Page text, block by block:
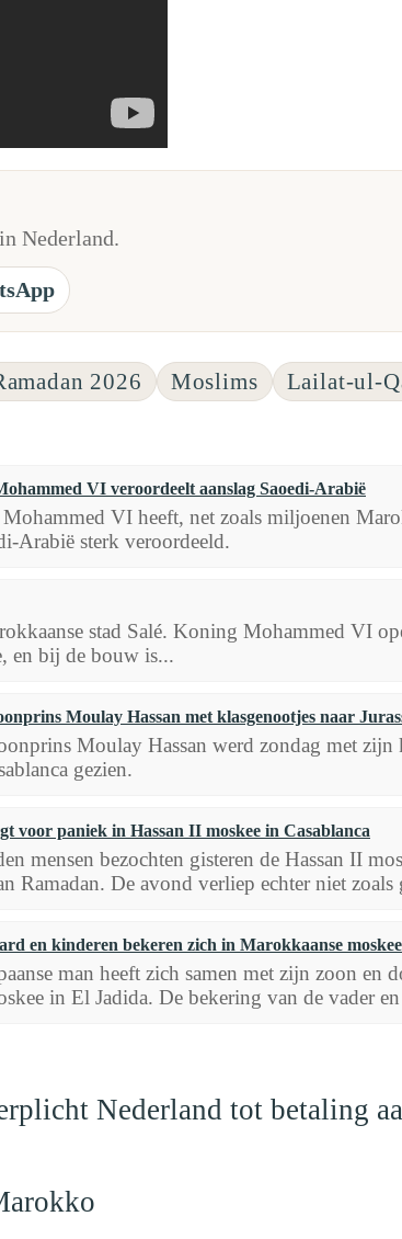
Nederland.
2026 Moslims Lailat-ul-
VI veroordeelt aanslag Saoedi-Arabië
VI heeft, net zoals miljoenen
Arabië sterk veroordeeld.
stad Salé. Koning Mohammed VI
en bij de bouw is...
Moulay Hassan met klasgenootjes naar
Moulay Hassan werd zondag met
gezien.
voor paniek in Hassan II moskee in Casablanca
mensen bezochten gisteren de Hassan II
Ramadan. De avond verliep echter niet zoals
en kinderen bekeren zich in Marokkaanse moskee
man heeft zich samen met zijn zoon en
in El Jadida. De bekering van de vader
Nederland tot betaling